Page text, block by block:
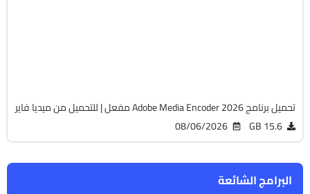
البرامج الشائعة
تحميل برنامج Adobe Media Encoder 2026 مفعل | للتحميل من ميديا فاير
15.6 GB
08/06/2026